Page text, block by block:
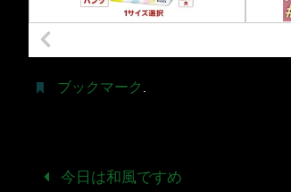
ブックマーク .
今日は和風ですめ